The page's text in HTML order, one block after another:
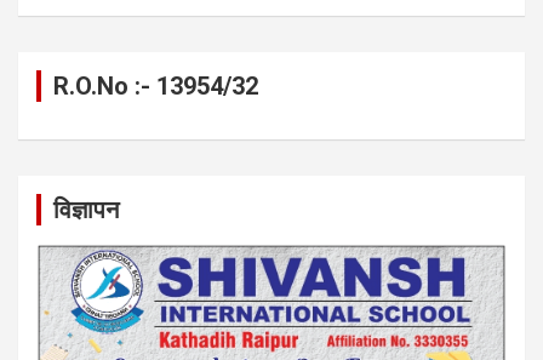
R.O.No :- 13954/32
विज्ञापन